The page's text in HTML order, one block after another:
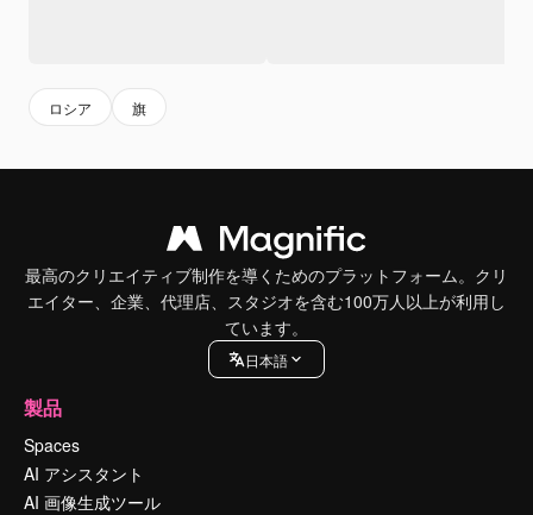
ロシア 旗
最高のクリエイティブ制作を導くためのプラットフォーム。クリ
エイター、企業、代理店、スタジオを含む100万人以上が利用し
ています。
日本語
製品
Spaces
AI アシスタント
AI 画像生成ツール